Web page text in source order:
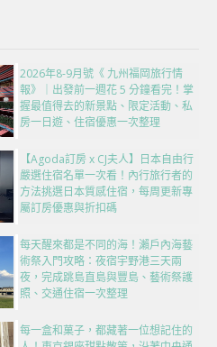
2026年8-9月號《 九州福岡旅行情
報》｜出發前一週花 5 分鐘看完！掌
握最值得去的新景點、限定活動、私
房一日遊、住宿優惠一次整理
【Agoda訂房 x CJ夫人】日本自由行
嚴選住宿名單一次看！內行旅行者的
方法挑選日本質感住宿，每周更新專
屬訂房優惠與折扣碼
每天醒來都是不同的海！瀨戶內海藝
術祭入門攻略：夜宿宇野港三天兩
夜，完成跳島直島與豐島、藝術祭護
照、交通住宿一次整理
每一盒和菓子，都藏著一位想記住的